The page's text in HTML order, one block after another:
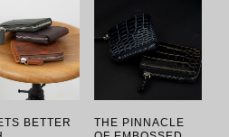
BETTER
THE PINNACLE